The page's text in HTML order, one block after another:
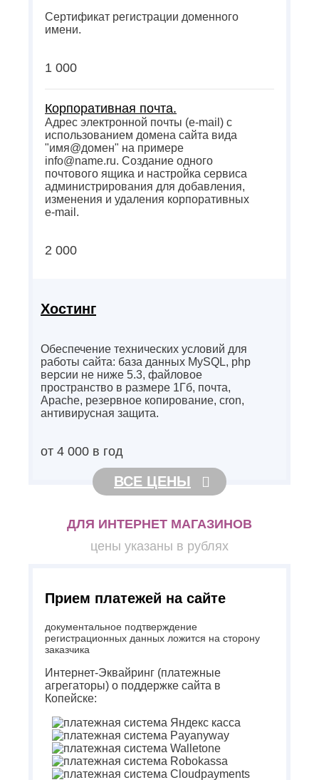
Сертификат регистрации доменного
имени.
1 000
Корпоративная почта.
Адрес электронной почты (e-mail) с
использованием домена сайта вида
"имя@домен" на примере
info@name.ru. Создание одного
почтового ящика и настройка сервиса
администрирования для добавления,
изменения и удаления корпоративных
e-mail.
2 000
Хостинг
Обеспечение технических условий для
работы сайта: база данных MySQL, php
версии не ниже 5.3, файловое
пространство в размере 1Гб, почта,
Apache, резервное копирование, cron,
антивирусная защита.
от 4 000 в год
ВСЕ ЦЕНЫ
ДЛЯ ИНТЕРНЕТ МАГАЗИНОВ
цены указаны в рублях
Прием платежей на сайте
документальное подтверждение
регистрационных данных ложится на сторону
заказчика
Интернет-Эквайринг (платежные
агрегаторы) о поддержке сайта в
Копейске: